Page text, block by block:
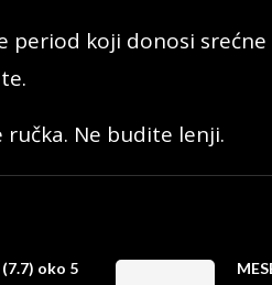
period koji donosi
ručka. Ne budite lenji.
oko 5